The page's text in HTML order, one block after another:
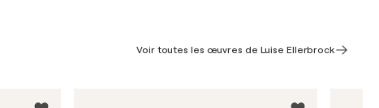
Voir toutes les œuvres de Luise Ellerbrock